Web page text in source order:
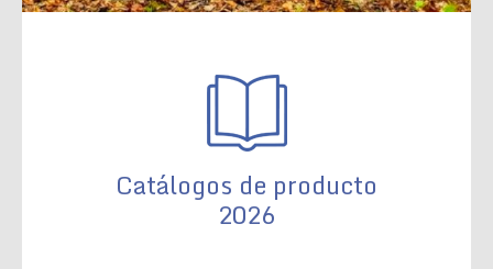
Catálogos de producto
2026